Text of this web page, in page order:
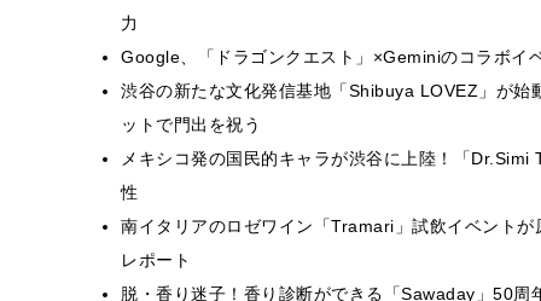
力
Google、「ドラゴンクエスト」×Geminiのコラボイ
渋谷の新たな文化発信基地「Shibuya LOVEZ」が始
ットで門出を祝う
メキシコ発の国民的キャラが渋谷に上陸！「Dr.Simi
性
南イタリアのロゼワイン「Tramari」試飲イベント
レポート
脱・香り迷子！香り診断ができる「Sawaday」50